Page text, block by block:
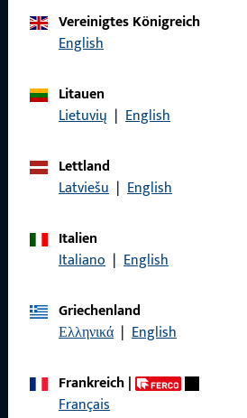
Kontaktieren Sie uns
Vereinigtes Königreich
English
Litauen
Lietuvių | English
Lettland
Latviešu | English
Italien
Italiano | English
Griechenland
Ελληνικά | English
Frankreich|
Français
Allgemeines
Datenschutz
Schnelleinstieg